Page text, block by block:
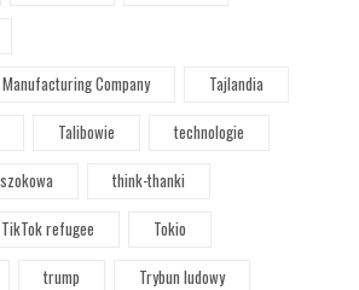
Company
Tajlandia
Talibowie
technologie
think-thanki
TikTok refugee
Tokio
trump
Trybun ludowy